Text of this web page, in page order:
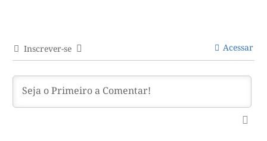
Inscrever-se Acessar